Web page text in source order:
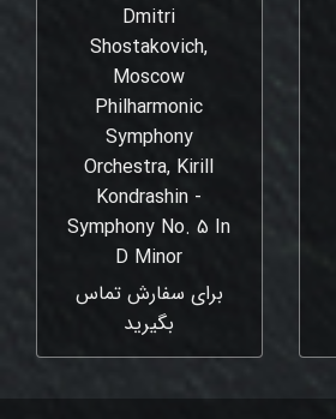
Dmitri
Shostakovich,
Moscow
Philharmonic
Symphony
Orchestra, Kirill
Kondrashin -
Symphony No. 5 In
D Minor
برای سفارش تماس
بگیرید